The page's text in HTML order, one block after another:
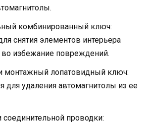
комбинированный ключ:
снятия элементов интерьера
избежание повреждений.
монтажный лопатовидный ключ:
для удаления автомагнитолы из ее
проводки: